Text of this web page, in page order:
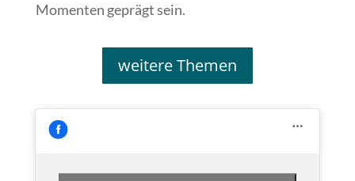
Momenten geprägt sein.
weitere Themen